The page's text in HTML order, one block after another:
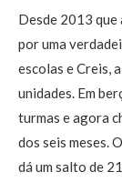
Desde 2013 que
por uma
escolas e Creis,
unidades. Em
turmas e agora
dos seis meses.
dá um salto de